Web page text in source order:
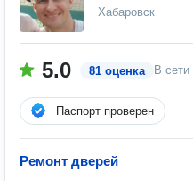
Хабаровск
5.0 81 оценка В сети
Паспорт проверен
Ремонт дверей